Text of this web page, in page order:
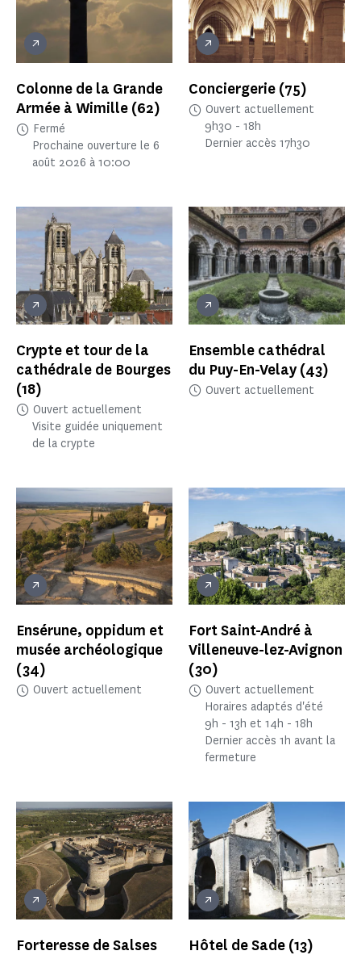
Colonne de la Grande
Armée à Wimille (62)
Fermé
Prochaine ouverture le 6
août 2026 à 10:00
Conciergerie (75)
Ouvert actuellement
9h30 - 18h
Dernier accès 17h30
Crypte et tour de la
cathédrale de Bourges
(18)
Ouvert actuellement
Visite guidée uniquement
de la crypte
Ensemble cathédral
du Puy-En-Velay(43)
Ouvert actuellement
Ensérune, oppidum et
musée archéologique
(34)
Ouvert actuellement
Fort Saint-André à
Villeneuve-lez-Avignon
(30)
Ouvert actuellement
Horaires adaptés d'été
9h - 13h et 14h - 18h
Dernier accès 1h avant la
fermeture
Forteresse de Salses
Hôtel de Sade (13)